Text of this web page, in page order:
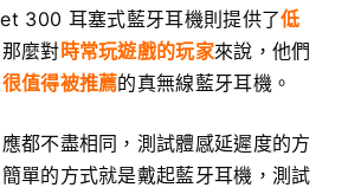
300 耳塞式藍牙耳機則提供了低
那麼對時常玩遊戲的玩家來說，他們
很值得被推薦的真無線藍牙耳機。
都不盡相同，測試體感延遲度的方
單的方式就是戴起藍牙耳機，測試